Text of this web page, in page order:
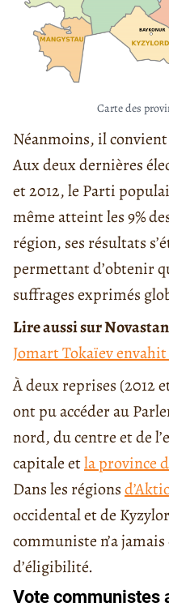
Carte des
Néanmoins, il
Aux deux dernières
et 2012, le Parti
même atteint les 9%
région, ses résultats
permettant d’obtenir
suffrages exprimés
Lire aussi sur
Jomart Tokaïev
À deux reprises (2012
ont pu accéder au
nord, du centre et de
capitale etla province
Dans les régions
occidental et de
communiste n’a
d’éligibilité.